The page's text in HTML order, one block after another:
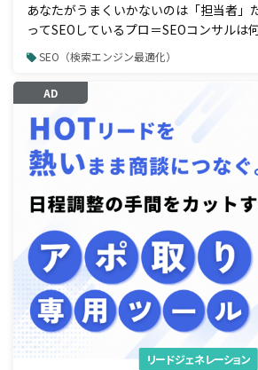
あなたがうまくいかないのは「担当者」
ってSEOしているプロ＝SEOコンサルは
SEO（検索エンジン最適化）
AD
リードジェネレーション